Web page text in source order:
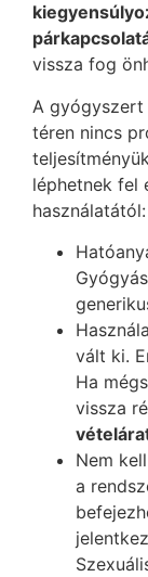
vissza fog
A gyógyszert
téren nincs
léphetnek fel
használatától:
vált ki.
Ha
vissza
Nem
a